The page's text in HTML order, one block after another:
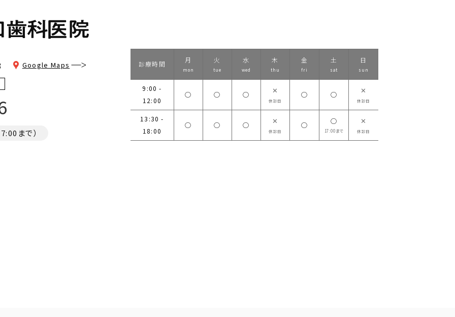
Google Maps
まで）
診療時間 月
mon
火
tue
水
wed
木
thu
金
fri
土
sat
日
sun
9:00 -
12:00
◯ ◯ ◯ ✕
休診日
◯ ◯ ✕
休診日
13:30 -
18:00
◯ ◯ ◯ ✕
休診日
◯ ◯
17:00まで
✕
休診日